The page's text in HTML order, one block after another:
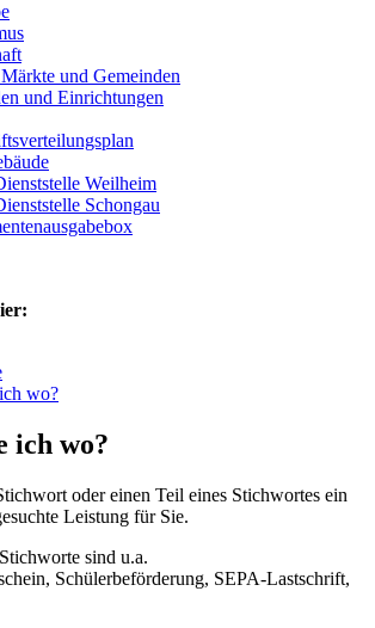
und Gemeinden
und Einrichtungen
Weilheim
Schongau
wo?
ich wo?
oder einen Teil eines Stichwortes ein
Leistung für Sie.
sind u.a.
Schülerbeförderung, SEPA-Lastschrift,